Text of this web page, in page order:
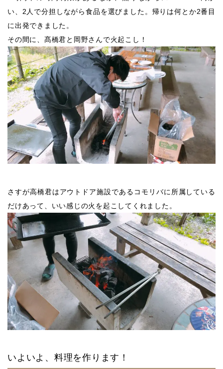
い、2人で分担しながら食品を選びました。帰りは何とか2番目
に出発できました。
その間に、髙橋君と岡野さんで火起こし！
さすが高橋君はアウトドア施設であるコモリバに所属している
だけあって、いい感じの火を起こしてくれました。
いよいよ、料理を作ります！